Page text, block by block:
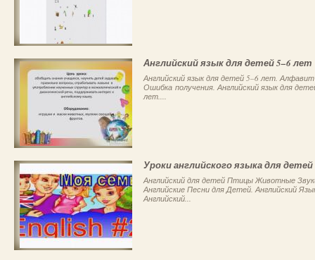
Английский язык для детей 5–6 лет
Английский язык для детей 5–6 лет.
Ошибка получения. Английский язык для
лет....
Уроки английского языка для детей
Английский для детей Птицы Животные
Английские Песни для Детей. Английский
Английский...